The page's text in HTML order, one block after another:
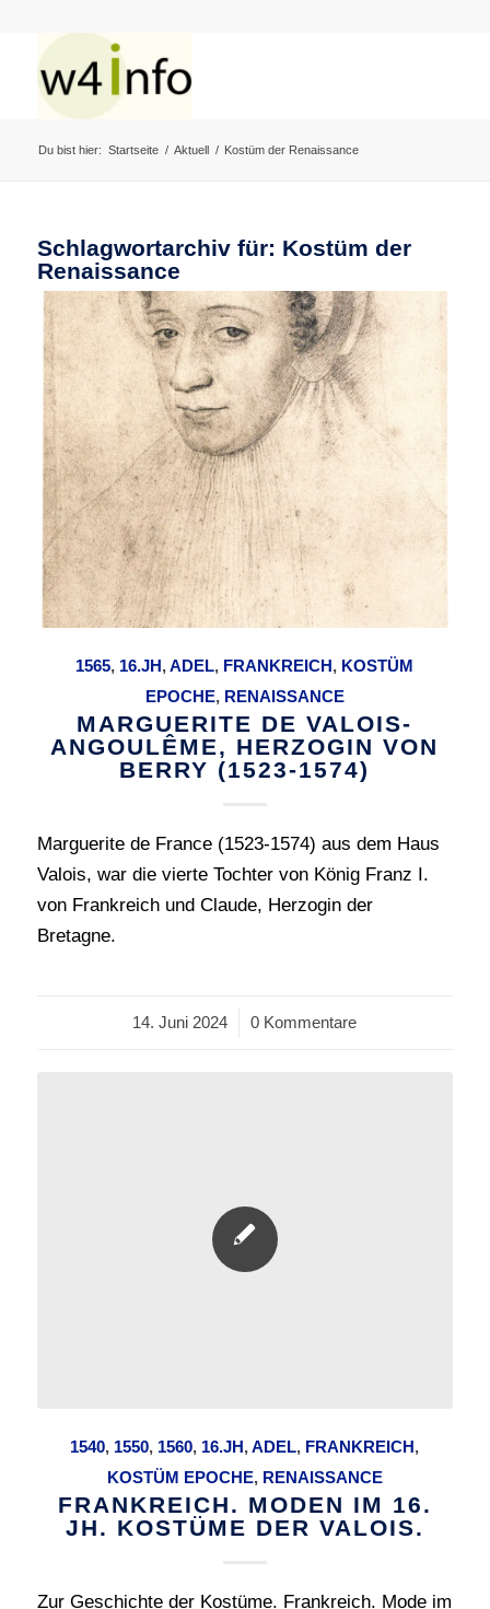
Du bist hier: Startseite / Aktuell / Kostüm der Renaissance
Schlagwortarchiv für: Kostüm der
Renaissance
1565, 16.JH,ADEL, FRANKREICH, KOSTÜM
EPOCHE, RENAISSANCE
MARGUERITE DE VALOIS-
ANGOULÊME, HERZOGIN VON
BERRY (1523-1574)
Marguerite de France (1523-1574) aus dem Haus
Valois, war die vierte Tochter von König Franz I.
von Frankreich und Claude, Herzogin der
Bretagne.
14. Juni 2024
/ 0 Kommentare
1540, 1550, 1560, 16.JH,ADEL, FRANKREICH,
KOSTÜM EPOCHE, RENAISSANCE
FRANKREICH. MODEN IM 16.
JH. KOSTÜME DER VALOIS.
Zur Geschichte der Kostüme. Frankreich. Mode im